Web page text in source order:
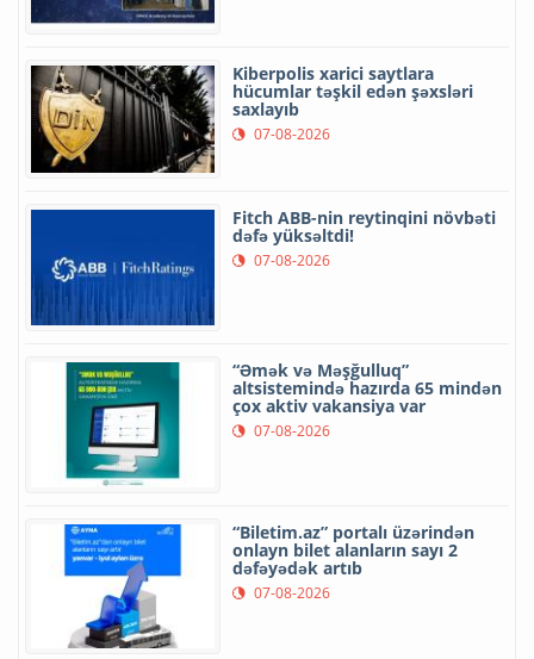
Kiberpolis xarici saytlara
hücumlar təşkil edən şəxsləri
saxlayıb
07-08-2026
Fitch ABB-nin reytinqini növbəti
dəfə yüksəltdi!
07-08-2026
“Əmək və Məşğulluq”
altsistemində hazırda 65 mindən
çox aktiv vakansiya var
07-08-2026
“Biletim.az” portalı üzərindən
onlayn bilet alanların sayı 2
dəfəyədək artıb
07-08-2026